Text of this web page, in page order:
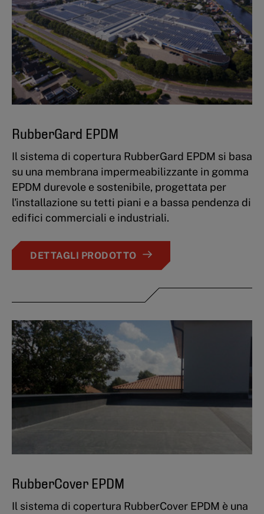
RubberGard EPDM
Il sistema di copertura RubberGard EPDM si basa
su una membrana impermeabilizzante in gomma
EPDM durevole e sostenibile, progettata per
l'installazione su tetti piani e a bassa pendenza di
edifici commerciali e industriali.
DETTAGLI PRODOTTO
RubberCover EPDM
Il sistema di copertura RubberCover EPDM è una